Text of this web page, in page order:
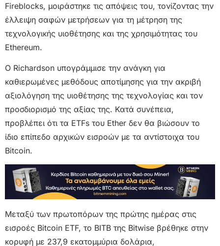
Fireblocks, μοιράστηκε τις απόψεις του, τονίζοντας την
έλλειψη σαφών μετρήσεων για τη μέτρηση της
τεχνολογικής υιοθέτησης και της χρησιμότητας του
Ethereum.
Ο Richardson υπογράμμισε την ανάγκη για
καθιερωμένες μεθόδους αποτίμησης για την ακριβή
αξιολόγηση της υιοθέτησης της τεχνολογίας και τον
προσδιορισμό της αξίας της. Κατά συνέπεια,
προβλέπει ότι τα ETFs του Ether δεν θα βιώσουν το
ίδιο επίπεδο αρχικών εισροών με τα αντίστοιχα του
Bitcoin.
Μεταξύ των πρωτοπόρων της πρώτης ημέρας στις
εισροές Bitcoin ETF, το BITB της Bitwise βρέθηκε στην
κορυφή με 237,9 εκατομμύρια δολάρια,